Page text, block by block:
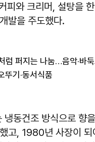
피와 크리머, 설탕을
발을 주도했다.
뚜기·동서식품
동건조 방식으로 향을
고, 1980년 사장이 되